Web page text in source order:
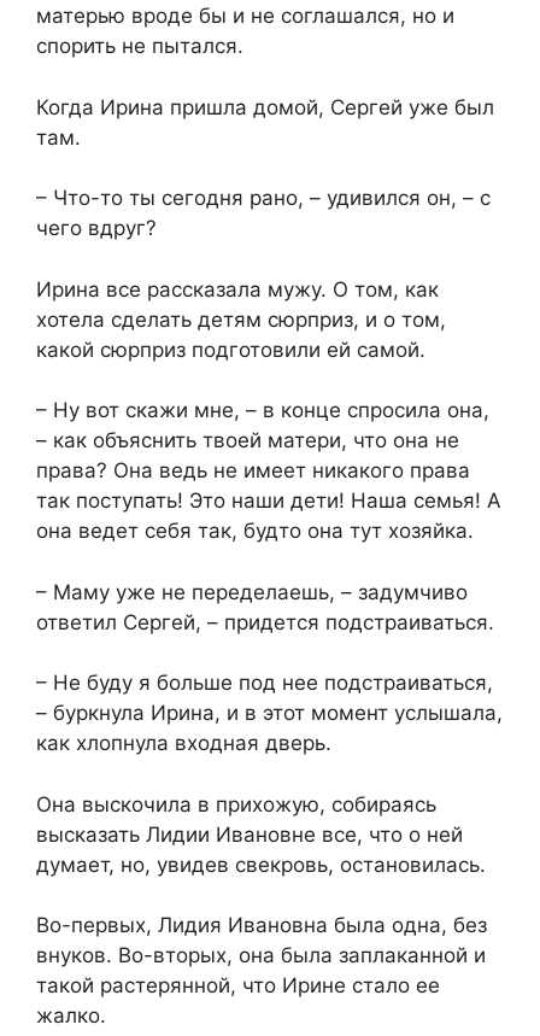
матерью вроде бы и не соглашался, но и
спорить не пытался.
Когда Ирина пришла домой, Сергей уже был
там.
– Что-то ты сегодня рано, – удивился он, – с
чего вдруг?
Ирина все рассказала мужу. О том, как
хотела сделать детям сюрприз, и о том,
какой сюрприз подготовили ей самой.
– Ну вот скажи мне, – в конце спросила она,
– как объяснить твоей матери, что она не
права? Она ведь не имеет никакого права
так поступать! Это наши дети! Наша семья! А
она ведет себя так, будто она тут хозяйка.
– Маму уже не переделаешь, – задумчиво
ответил Сергей, – придется подстраиваться.
– Не буду я больше под нее подстраиваться,
– буркнула Ирина, и в этот момент услышала,
как хлопнула входная дверь.
Она выскочила в прихожую, собираясь
высказать Лидии Ивановне все, что о ней
думает, но, увидев свекровь, остановилась.
Во-первых, Лидия Ивановна была одна, без
внуков. Во-вторых, она была заплаканной и
такой растерянной, что Ирине стало ее
жалко.